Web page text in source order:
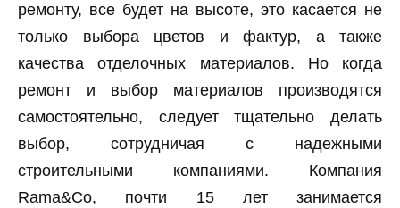
ремонту, все будет на высоте, это касается не
только выбора цветов и фактур, а также
качества отделочных материалов. Но когда
ремонт и выбор материалов производятся
самостоятельно, следует тщательно делать
выбор, сотрудничая с надежными
строительными компаниями. Компания
Rama&Co, почти 15 лет занимается